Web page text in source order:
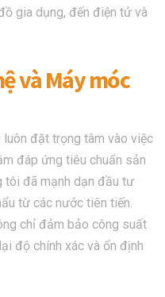
gia dụng, đến điện tử và
và Máy móc
luôn đặt trọng tâm vào việc
đáp ứng tiêu chuẩn sản
tôi đã mạnh dạn đầu tư
từ các nước tiên tiến.
chỉ đảm bảo công suất
độ chính xác và ổn định